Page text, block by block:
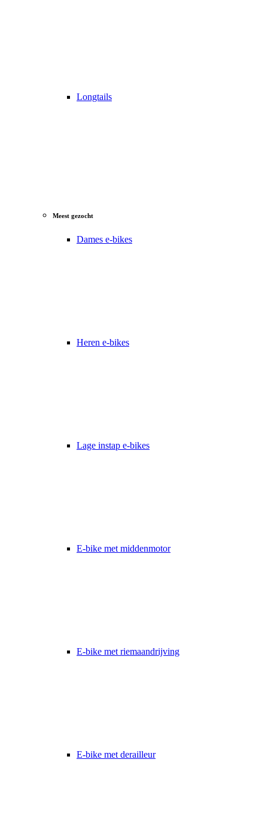
Longtails
Meest gezocht
Dames e-bikes
Heren e-bikes
Lage instap e-bikes
E-bike met middenmotor
E-bike met riemaandrijving
E-bike met derailleur